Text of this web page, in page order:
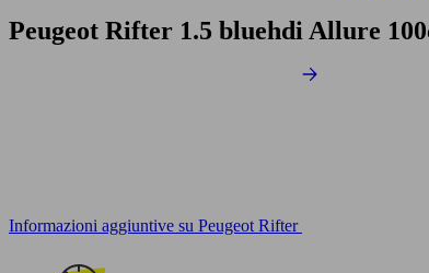
Peugeot Rifter 1.5 bluehdi Allure
Informazioni aggiuntive su Peugeot Rifter